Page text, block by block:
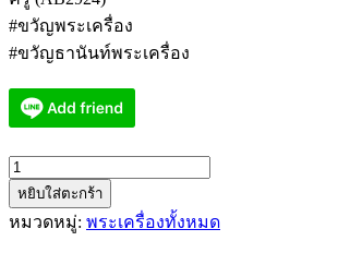
#ขวัญพระเครื่อง
#ขวัญธานันท์พระเครื่อง
จำนวน
หลวง
ปู่
หยิบใส่ตะกร้า
หมวดหมู่: พระเครื่องทั้งหมด